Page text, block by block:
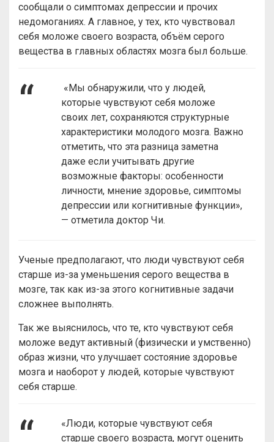
сообщали о симптомах депрессии и прочих
недомоганиях. А главное, у тех, кто чувствовал
себя моложе своего возраста, объём серого
вещества в главных областях мозга был больше.
«Мы обнаружили, что у людей,
которые чувствуют себя моложе
своих лет, сохраняются структурные
характеристики молодого мозга. Важно
отметить, что эта разница заметна
даже если учитывать другие
возможные факторы: особенности
личности, мнение здоровье, симптомы
депрессии или когнитивные функции»,
— отметила доктор Чи.
Ученые предполагают, что люди чувствуют себя
старше из-за уменьшения серого вещества в
мозге, так как из-за этого когнитивные задачи
сложнее выполнять.
Так же выяснилось, что те, кто чувствуют себя
моложе ведут активный (физически и умственно)
образ жизни, что улучшает состояние здоровье
мозга и наоборот у людей, которые чувствуют
себя старше.
«Люди, которые чувствуют себя
старше своего возраста, могут оценить